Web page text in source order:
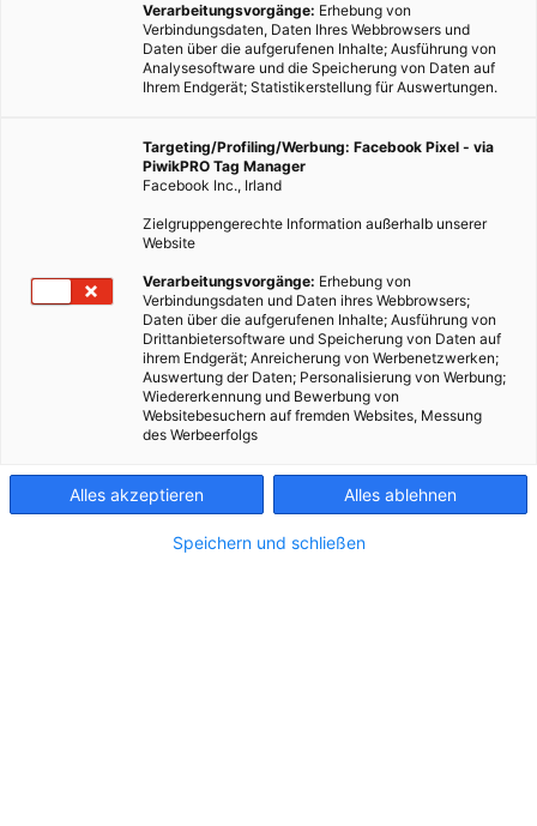
Verarbeitungsvorgänge: Erhebung von
Verbindungsdaten, Daten Ihres Webbrowsers und
Daten über die aufgerufenen Inhalte; Ausführung von
Analysesoftware und die Speicherung von Daten auf
Ihrem Endgerät; Statistikerstellung für Auswertungen.
Targeting/Profiling/Werbung: Facebook Pixel - via
PiwikPRO Tag Manager
Facebook Inc., Irland
Zielgruppengerechte Information außerhalb unserer
Website
Verarbeitungsvorgänge: Erhebung von
Verbindungsdaten und Daten ihres Webbrowsers;
Daten über die aufgerufenen Inhalte; Ausführung von
Drittanbietersoftware und Speicherung von Daten auf
ihrem Endgerät; Anreicherung von Werbenetzwerken;
Auswertung der Daten; Personalisierung von Werbung;
Wiedererkennung und Bewerbung von
Websitebesuchern auf fremden Websites, Messung
des Werbeerfolgs
Alles akzeptieren Alles ablehnen
Speichern und schließen